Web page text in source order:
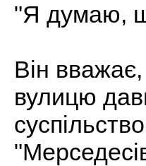
"Я думаю,
Він
вулицю